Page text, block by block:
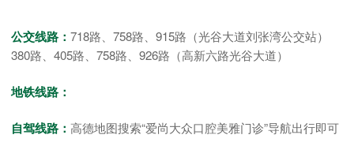
公交线路：718路、758路、915路（光谷大道刘张湾公交站）
380路、405路、758路、926路（高新六路光谷大道）
地铁线路：
自驾线路：高德地图搜索“爱尚大众口腔美雅门诊”导航出行即可